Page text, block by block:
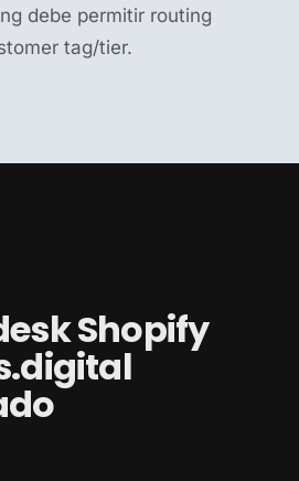
debe permitir routing
tag/tier.
Shopify